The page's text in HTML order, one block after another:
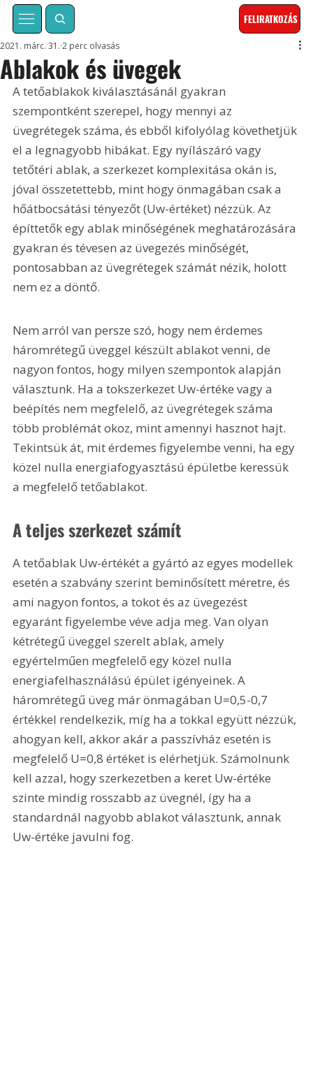
FELIRATKOZÁS
Ablakok és üvegek
2021. márc. 31. 2 perc olvasás
A tetőablakok kiválasztásánál gyakran
szempontként szerepel, hogy mennyi az
üvegrétegek száma, és ebből kifolyólag követhetjük
el a legnagyobb hibákat. Egy nyílászáró vagy
tetőtéri ablak, a szerkezet komplexitása okán is,
jóval összetettebb, mint hogy önmagában csak a
hőátbocsátási tényezőt (Uw-értéket) nézzük. Az
építtetők egy ablak minőségének meghatározására
gyakran és tévesen az üvegezés minőségét,
pontosabban az üvegrétegek számát nézik, holott
nem ez a döntő.
Nem arról van persze szó, hogy nem érdemes
háromrétegű üveggel készült ablakot venni, de
nagyon fontos, hogy milyen szempontok alapján
választunk. Ha a tokszerkezet Uw-értéke vagy a
beépítés nem megfelelő, az üvegrétegek száma
több problémát okoz, mint amennyi hasznot hajt.
Tekintsük át, mit érdemes figyelembe venni, ha egy
közel nulla energiafogyasztású épületbe keressük
a megfelelő tetőablakot.
A teljes szerkezet számít
A tetőablak Uw-értékét a gyártó az egyes modellek
esetén a szabvány szerint beminősített méretre, és
ami nagyon fontos, a tokot és az üvegezést
egyaránt figyelembe véve adja meg. Van olyan
kétrétegű üveggel szerelt ablak, amely
egyértelműen megfelelő egy közel nulla
energiafelhasználású épület igényeinek. A
háromrétegű üveg már önmagában U=0,5-0,7
értékkel rendelkezik, míg ha a tokkal együtt nézzük,
ahogyan kell, akkor akár a passzívház esetén is
megfelelő U=0,8 értéket is elérhetjük. Számolnunk
kell azzal, hogy szerkezetben a keret Uw-értéke
szinte mindig rosszabb az üvegnél, így ha a
standardnál nagyobb ablakot választunk, annak
Uw-értéke javulni fog.